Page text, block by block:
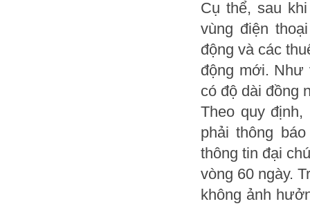
Cụ thể, sau
vùng điện
động và các
động mới. Như
có độ dài đồng
Theo quy
phải thông
thông tin đại
vòng 60 ngày.
không ảnh